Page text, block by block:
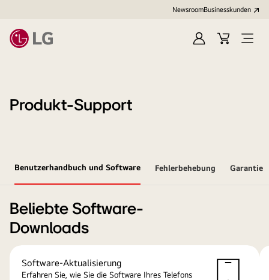
NewsroomBusinesskunden
AnmeldenWarenkorb
Menü
Produkt-Support
Benutzerhandbuch und Software Fehlerbehebung Garantie
Beliebte Software-
Downloads
Software-Aktualisierung
Erfahren Sie, wie Sie die Software Ihres Telefons